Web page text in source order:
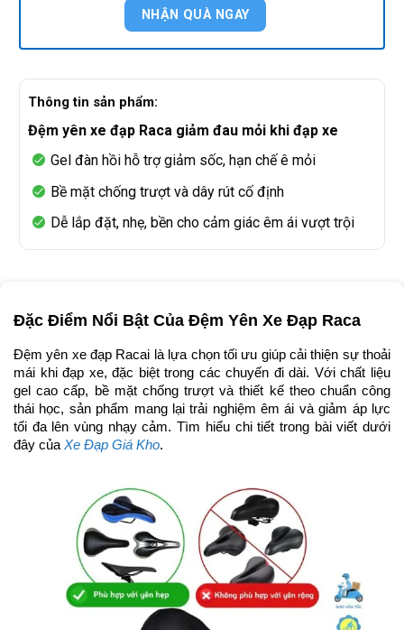
Thông tin sản phẩm:
Đệm yên xe đạp Raca giảm đau mỏi khi đạp xe
Gel đàn hồi hỗ trợ giảm sốc, hạn chế ê mỏi
Bề mặt chống trượt và dây rút cố định
Dễ lắp đặt, nhẹ, bền cho cảm giác êm ái vượt trội
Đặc Điểm Nổi Bật Của Đệm Yên Xe Đạp Raca
Đệm yên xe đạp Racai là lựa chọn tối ưu giúp cải thiện sự thoải
mái khi đạp xe, đặc biệt trong các chuyến đi dài. Với chất liệu
gel cao cấp, bề mặt chống trượt và thiết kế theo chuẩn công
thái học, sản phẩm mang lại trải nghiệm êm ái và giảm áp lực
tối đa lên vùng nhạy cảm. Tìm hiểu chi tiết trong bài viết dưới
đây của Xe Đạp Giá Kho.